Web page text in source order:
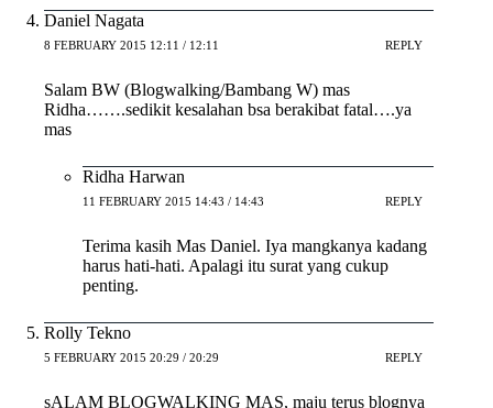
Daniel Nagata
8 FEBRUARY 2015 12:11 / 12:11 REPLY
Salam BW (Blogwalking/Bambang W) mas
Ridha…….sedikit kesalahan bsa berakibat fatal….ya
mas
Ridha Harwan
11 FEBRUARY 2015 14:43 / 14:43 REPLY
Terima kasih Mas Daniel. Iya mangkanya kadang
harus hati-hati. Apalagi itu surat yang cukup
penting.
Rolly Tekno
5 FEBRUARY 2015 20:29 / 20:29 REPLY
sALAM BLOGWALKING MAS, maju terus blognya